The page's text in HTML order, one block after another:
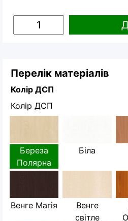
Перелік матеріалів
Колір ДСП
Колір ДСП
Береза
Полярна
Біла
Венге Магія
Венге
світле